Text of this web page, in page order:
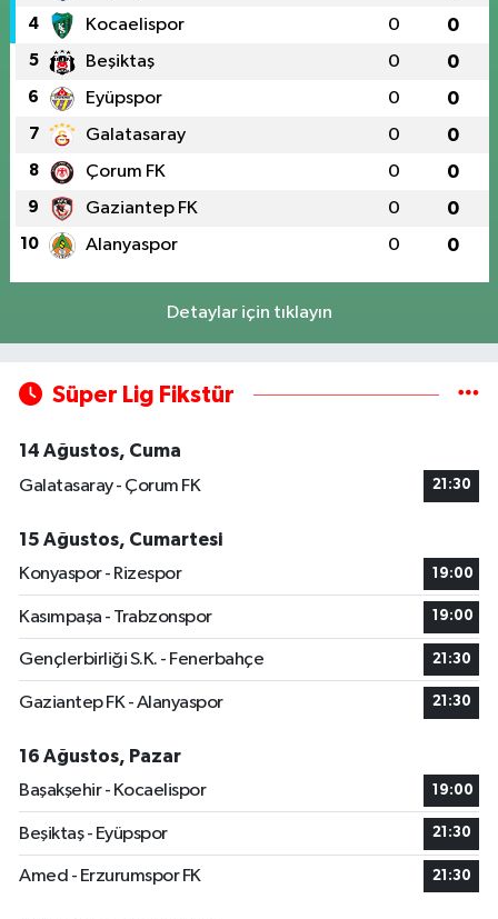
4 Kocaelispor 0 0
5 Beşiktaş 0 0
6 Eyüpspor 0 0
7 Galatasaray 0 0
8 Çorum FK 0 0
9 Gaziantep FK 0 0
10 Alanyaspor 0 0
Detaylar için tıklayın
Süper Lig Fikstür
14 Ağustos, Cuma
Galatasaray - Çorum FK
21:30
15 Ağustos, Cumartesi
Konyaspor - Rizespor
19:00
Kasımpaşa - Trabzonspor 19:00
Gençlerbirliği S.K. - Fenerbahçe 21:30
Gaziantep FK - Alanyaspor 21:30
16 Ağustos, Pazar
Başakşehir - Kocaelispor
19:00
Beşiktaş - Eyüpspor 21:30
Amed - Erzurumspor FK 21:30